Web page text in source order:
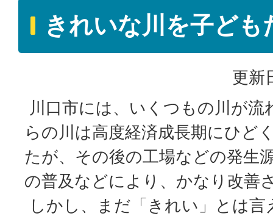
きれいな川を子ども
更新
川口市には、いくつもの川が流
らの川は高度経済成長期にひど
たが、その後の工場などの発生
の普及などにより、かなり改善
しかし、まだ「きれい」とは